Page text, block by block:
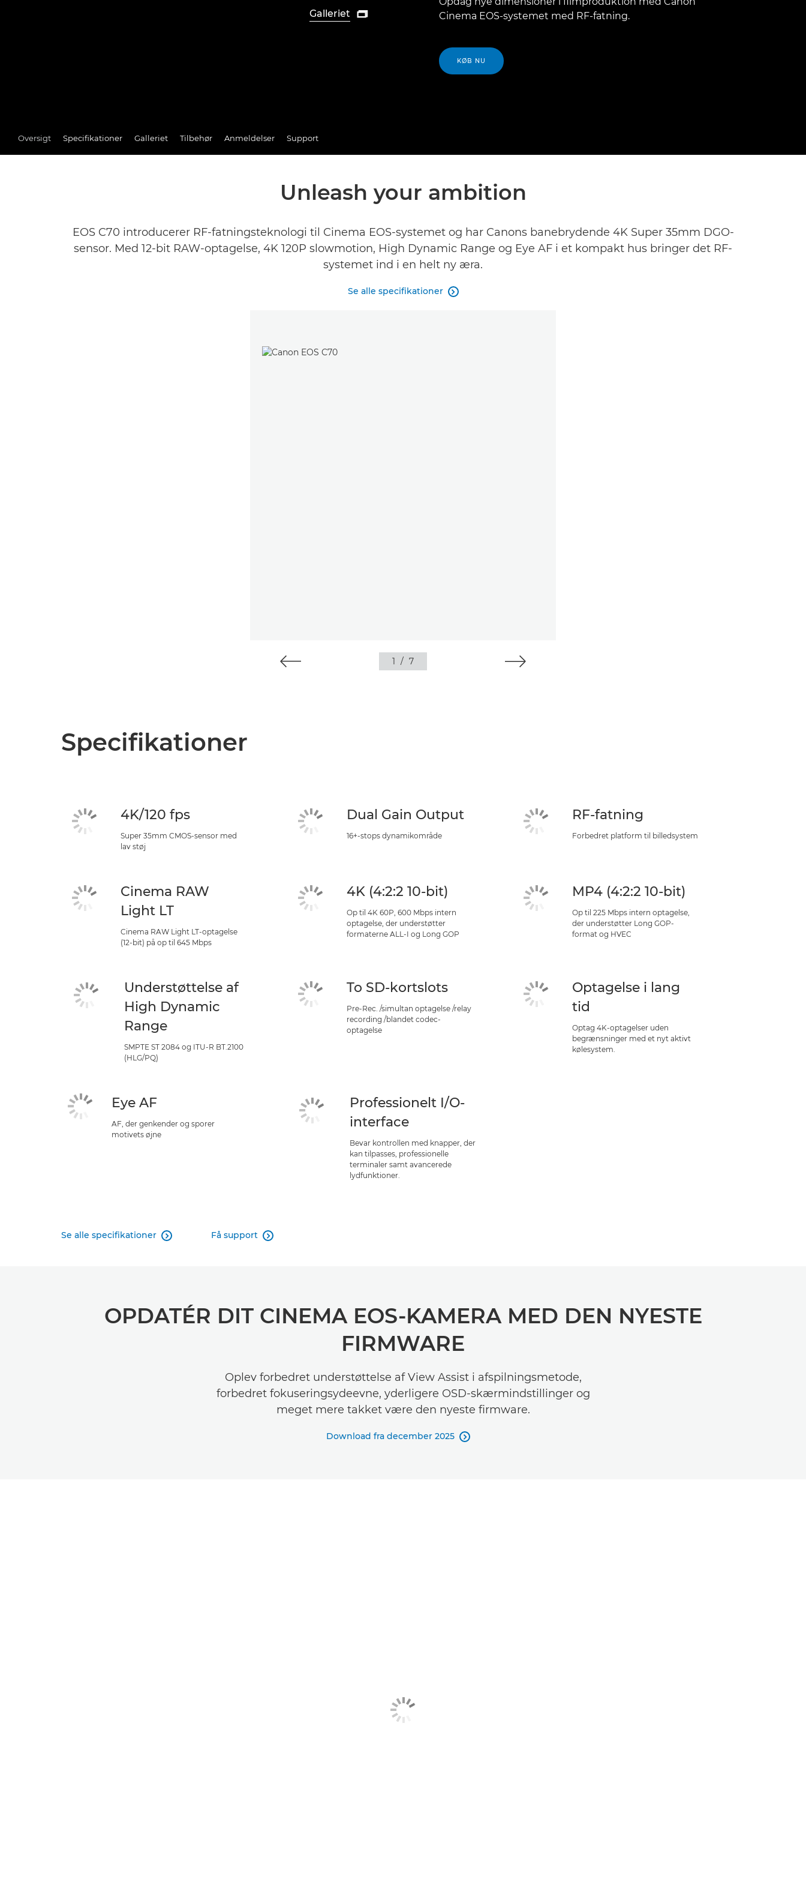
Galleriet 
Cinema EOS-systemet med RF-fatning.
KØB NU
Oversigt Specifikationer Galleriet Tilbehør Anmeldelser Support
Unleash your ambition
EOS C70 introducerer RF-fatningsteknologi til Cinema EOS-systemet og har Canons banebrydende 4K Super 35mm DGO-
sensor. Med 12-bit RAW-optagelse, 4K 120P slowmotion, High Dynamic Range og Eye AF i et kompakt hus bringer det RF-
systemet ind i en helt ny æra.
Se alle specifikationer 
1 / 7
Specifikationer
4K/120 fps
Super 35mm CMOS-sensor med
lav støj
Dual Gain Output
16+-stops dynamikområde
RF-fatning
Forbedret platform til billedsystem
Cinema RAW
Light LT
Cinema RAW Light LT-optagelse
(12-bit) på op til 645 Mbps
4K (4:2:2 10-bit)
Op til 4K 60P, 600 Mbps intern
optagelse, der understøtter
formaterne ALL-I og Long GOP
MP4 (4:2:2 10-bit)
Op til 225 Mbps intern optagelse,
der understøtter Long GOP-
format og HVEC
Understøttelse af
High Dynamic
Range
SMPTE ST 2084 og ITU-R BT.2100
(HLG/PQ)
To SD-kortslots
Pre-Rec. /simultan optagelse /relay
recording /blandet codec-
optagelse
Optagelse i lang
tid
Optag 4K-optagelser uden
begrænsninger med et nyt aktivt
kølesystem.
Eye AF
AF, der genkender og sporer
motivets øjne
Professionelt I/O-
interface
Bevar kontrollen med knapper, der
kan tilpasses, professionelle
terminaler samt avancerede
lydfunktioner.
Se alle specifikationer  Få support 
OPDATÉR DIT CINEMA EOS-KAMERA MED DEN NYESTE
FIRMWARE
Oplev forbedret understøttelse af View Assist i afspilningsmetode,
forbedret fokuseringsydeevne, yderligere OSD-skærmindstillinger og
meget mere takket være den nyeste firmware.
Download fra december 2025 